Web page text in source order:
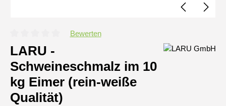
Durchschnittliche Bewertung von 0 von 5 Sternen
Bewerten
LARU -
Schweineschmalz im 10
kg Eimer (rein-weiße
Qualität)